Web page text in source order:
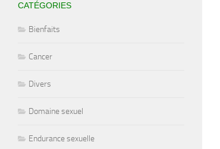
CATÉGORIES
Bienfaits
Cancer
Divers
Domaine sexuel
Endurance sexuelle